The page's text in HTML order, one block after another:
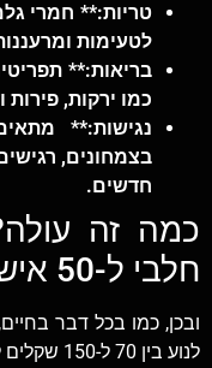
טריות:** חמרי
לטעימות
בריאות:**
כמו ירקות, פירות
נגישות:**
בצמחונים,
חדשים.
כמה זה
חלבי ל-50 איש
ובכן, כמו בכל דבר
לנוע בין 70 ל-150 שקלים לאורח, בהתאם למספר גורמים: